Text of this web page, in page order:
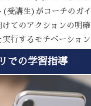
(受講生)がコーチのガ
てのアクションの明
行するモチベーション
での学習指導